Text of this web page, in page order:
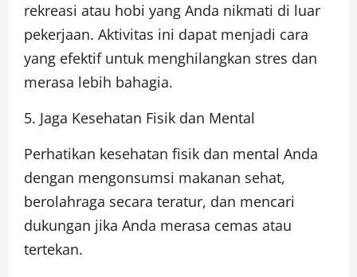
rekreasi atau hobi yang Anda nikmati di luar
pekerjaan. Aktivitas ini dapat menjadi cara
yang efektif untuk menghilangkan stres dan
merasa lebih bahagia.
5. Jaga Kesehatan Fisik dan Mental
Perhatikan kesehatan fisik dan mental Anda
dengan mengonsumsi makanan sehat,
berolahraga secara teratur, dan mencari
dukungan jika Anda merasa cemas atau
tertekan.